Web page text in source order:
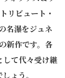
リビュート・
名瀑をジュネ
新作です。各
して代々受け継
ょう。